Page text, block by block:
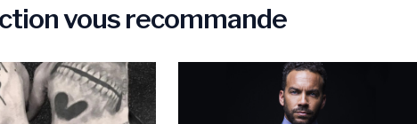
vous recommande